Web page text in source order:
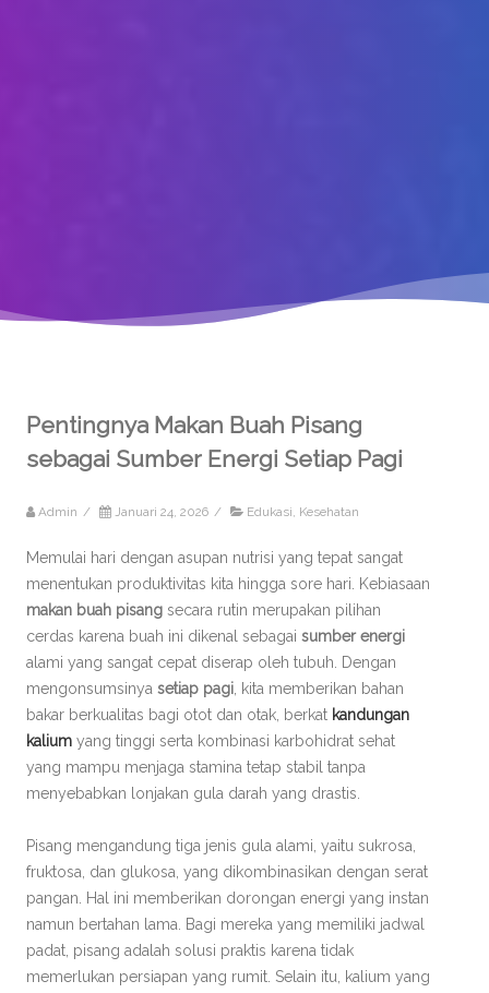
Pentingnya Makan Buah Pisang
sebagai Sumber Energi Setiap Pagi
Admin / Januari 24, 2026 / Edukasi, Kesehatan
Memulai hari dengan asupan nutrisi yang tepat sangat
menentukan produktivitas kita hingga sore hari. Kebiasaan
makan buah pisang secara rutin merupakan pilihan
cerdas karena buah ini dikenal sebagai sumber energi
alami yang sangat cepat diserap oleh tubuh. Dengan
mengonsumsinya setiap pagi , kita memberikan bahan
bakar berkualitas bagi otot dan otak, berkat kandungan
kalium yang tinggi serta kombinasi karbohidrat sehat
yang mampu menjaga stamina tetap stabil tanpa
menyebabkan lonjakan gula darah yang drastis.
Pisang mengandung tiga jenis gula alami, yaitu sukrosa,
fruktosa, dan glukosa, yang dikombinasikan dengan serat
pangan. Hal ini memberikan dorongan energi yang instan
namun bertahan lama. Bagi mereka yang memiliki jadwal
padat, pisang adalah solusi praktis karena tidak
memerlukan persiapan yang rumit. Selain itu, kalium yang